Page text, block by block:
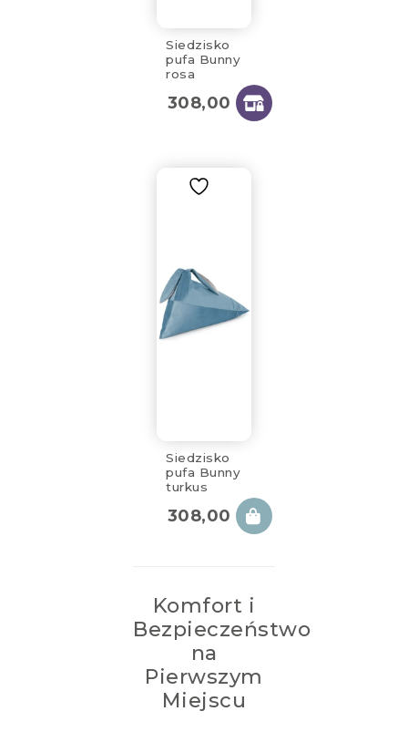
Siedzisko
pufa Bunny
rosa
cm
308,00 zł
Siedzisko
pufa Bunny
turkus
cm
308,00 zł
Komfort i
Bezpieczeństwo
na
Pierwszym
Miejscu